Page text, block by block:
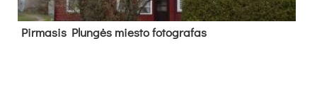
Pir­ma­sis Plun­gės mies­to fo­tog­ra­fas